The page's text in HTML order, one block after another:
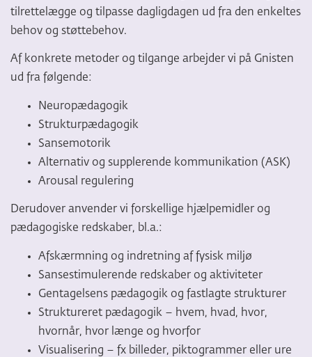
tilrettelægge og tilpasse dagligdagen ud fra den enkeltes
behov og støttebehov.
Af konkrete metoder og tilgange arbejder vi på Gnisten
ud fra følgende:
Neuropædagogik
Strukturpædagogik
Sansemotorik
Alternativ og supplerende kommunikation (ASK)
Arousal regulering
Derudover anvender vi forskellige hjælpemidler og
pædagogiske redskaber, bl.a.:
Afskærmning og indretning af fysisk miljø
Sansestimulerende redskaber og aktiviteter
Gentagelsens pædagogik og fastlagte strukturer
Struktureret pædagogik – hvem, hvad, hvor,
hvornår, hvor længe og hvorfor
Visualisering – fx billeder, piktogrammer eller ure